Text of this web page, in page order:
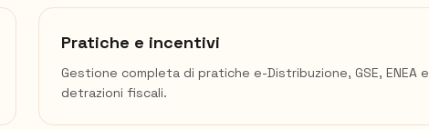
Pratiche e incentivi
Gestione completa di pratiche e-Distribuzione, GSE, ENEA e
detrazioni fiscali.